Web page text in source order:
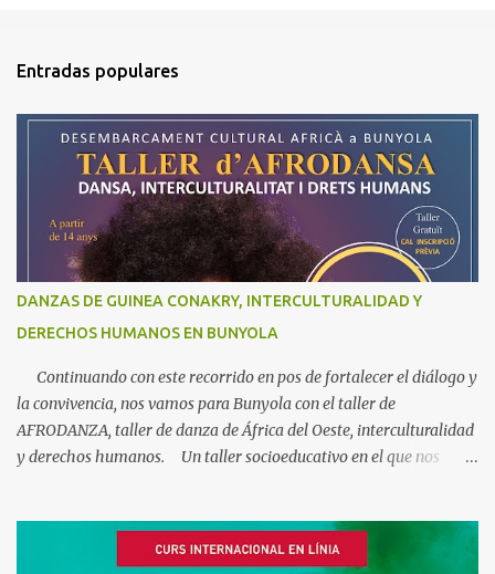
Entradas populares
DANZAS DE GUINEA CONAKRY, INTERCULTURALIDAD Y
DERECHOS HUMANOS EN BUNYOLA
Continuando con este recorrido en pos de fortalecer el diálogo y
la convivencia, nos vamos para Bunyola con el taller de
AFRODANZA, taller de danza de África del Oeste, interculturalidad
y derechos humanos. Un taller socioeducativo en el que nos
emociones y valores. A la vez que descubrimos aspectos de la
historia y la cultura de algunos pueblos africanos, así como los